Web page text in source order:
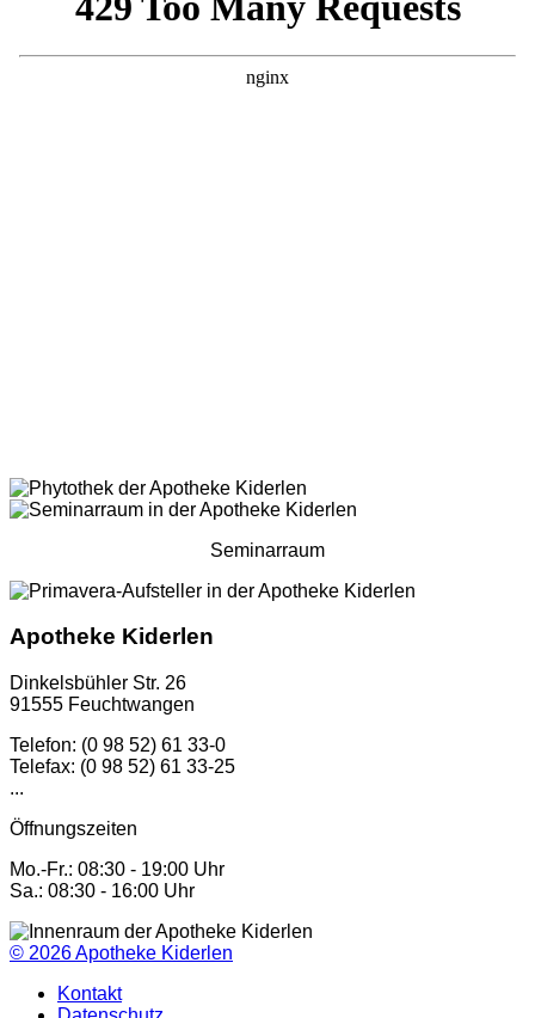
Seminarraum
Apotheke Kiderlen
Dinkelsbühler Str. 26
91555 Feuchtwangen
Telefon: (0 98 52) 61 33-0
Telefax: (0 98 52) 61 33-25
...
Öffnungszeiten
Mo.-Fr.: 08:30 - 19:00 Uhr
Sa.: 08:30 - 16:00 Uhr
© 2026Apotheke Kiderlen
Kontakt